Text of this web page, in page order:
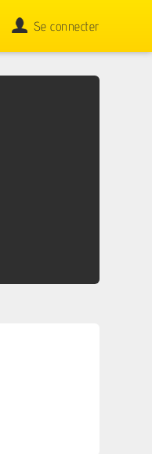
Se connecter